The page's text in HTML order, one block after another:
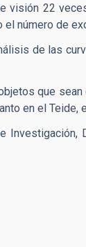
22
número de
de las
que
en el Teide,